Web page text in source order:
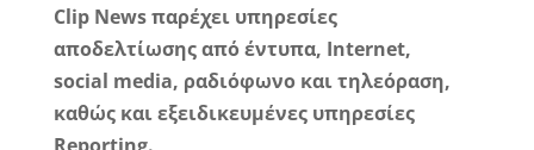
Clip Newsπαρέχει υπηρεσίες
αποδελτίωσης από έντυπα, Internet,
social media, ραδιόφωνο και τηλεόραση,
καθώς και εξειδικευμένες υπηρεσίες